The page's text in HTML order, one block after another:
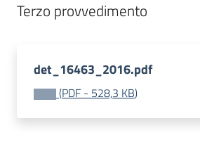
Piani
det_16463_2016.pdf
(PDF - 528,3 KB)